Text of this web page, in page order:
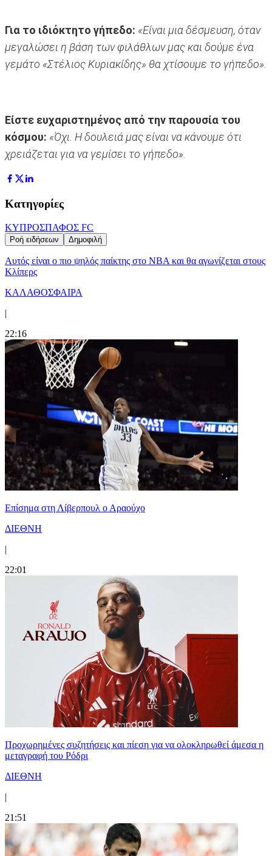
Για το ιδιόκτητο γήπεδο: «Είναι μια δέσμευση, όταν
μεγαλώσει η βάση των φιλάθλων μας και δούμε ένα
γεμάτο «Στέλιος Κυριακίδης» θα χτίσουμε το γήπεδο».
Είστε ευχαριστημένος από την παρουσία του
κόσμου: «Όχι. Η δουλειά μας είναι να κάνουμε ότι
χρειάζεται για να γεμίσει το γήπεδο».
Κατηγορίες
ΚΥΠΡΟΣΠΑΦΟΣ FC
Ροή ειδήσεων Δημοφιλή
Αυτός είναι ο πιο ψηλός παίκτης στο NBA και θα αγωνίζεται στους
Κλίπερς
ΚΑΛΑΘΟΣΦΑΙΡΑ
|
22:16
Επίσημα στη Λίβερπουλ ο Αραούχο
ΔΙΕΘΝΗ
|
22:01
Προχωρημένες συζητήσεις και πίεση για να ολοκληρωθεί άμεσα η
μεταγραφή του Ρόδρι
ΔΙΕΘΝΗ
|
21:51